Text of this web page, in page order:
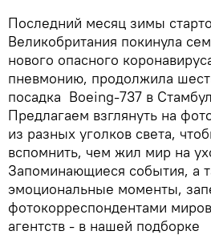
Последний месяц зимы
Великобритания покинула
нового опасного
пневмонию, продолжила
посадка Boeing-737 в
Предлагаем взглянуть на
из разных уголков света,
вспомнить, чем жил мир на
Запоминающиеся события, а
эмоциональные моменты,
фотокорреспондентами
агентств - в нашей подборке